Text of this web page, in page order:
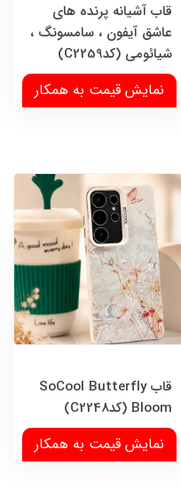
قاب آشیانه پرنده های
عاشق آیفون ، سامسونگ ،
شیائومی (کدC2259)
نمایش قیمت به همکار
قاب SoCool Butterfly
Bloom (کدC2248)
نمایش قیمت به همکار